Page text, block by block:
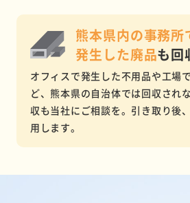
熊本県内の事務所
発生した廃品も回
オフィスで発生した不用品や工場
ど、熊本県の自治体では回収され
収も当社にご相談を。引き取り後
用します。